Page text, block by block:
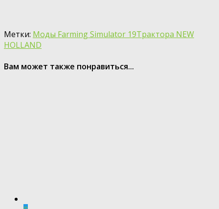
Метки: Моды Farming Simulator 19Трактора NEW
HOLLAND
Вам может также понравиться...